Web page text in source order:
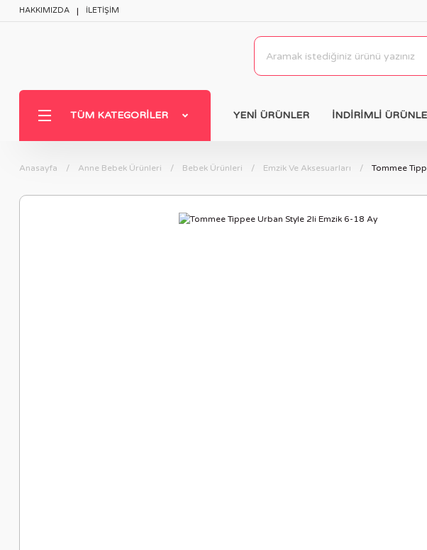
HAKKIMIZDA İLETİŞİM
TÜM KATEGORILER YENİ ÜRÜNLER İNDİRİMLİ
Anasayfa Anne Bebek Ürünleri Bebek Ürünleri Emzik Ve Aksesuarları Tommee